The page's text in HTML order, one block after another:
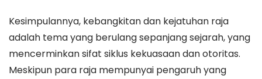
Kesimpulannya, kebangkitan dan kejatuhan raja
adalah tema yang berulang sepanjang sejarah, yang
mencerminkan sifat siklus kekuasaan dan otoritas.
Meskipun para raja mempunyai pengaruh yang